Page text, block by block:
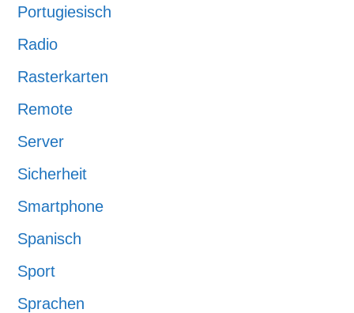
Portugiesisch
Radio
Rasterkarten
Remote
Server
Sicherheit
Smartphone
Spanisch
Sport
Sprachen